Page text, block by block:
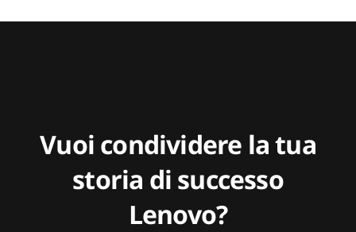
Vuoi condividere la tua
storia di successo
Lenovo?